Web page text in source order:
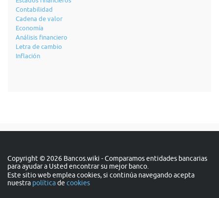
Contabilidad
Cadena de valor
Economía
Análisis financiero
Letra de cambio
Inflación
Copyright © 2026 Bancos.wiki - Comparamos entidades bancarias
para ayudar a Usted encontrar su mejor banco.
Este sitio web emplea cookies, si continúa navegando acepta
nuestra políticade cookies